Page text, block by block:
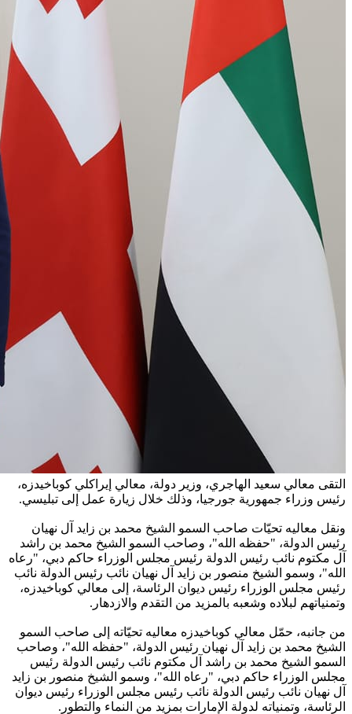
التقى معالي سعيد الهاجري، وزير دولة، معالي إيراكلي كوباخيدزه،
رئيس وزراء جمهورية جورجيا، وذلك خلال زيارة عمل إلى تبليسي.
ونقل معاليه تحيّات صاحب السمو الشيخ محمد بن زايد آل نهيان
رئيس الدولة، "حفظه الله"، وصاحب السمو الشيخ محمد بن راشد
آل مكتوم نائب رئيس الدولة رئيس مجلس الوزراء حاكم دبي، "رعاه
الله"، وسمو الشيخ منصور بن زايد آل نهيان نائب رئيس الدولة نائب
رئيس مجلس الوزراء رئيس ديوان الرئاسة، إلى معالي كوباخيدزه،
وتمنياتهم لبلاده وشعبه بالمزيد من التقدم والازدهار.
من جانبه، حمّل معالي كوباخيدزه معاليه تحيّاته إلى صاحب السمو
الشيخ محمد بن زايد آل نهيان رئيس الدولة، "حفظه الله"، وصاحب
السمو الشيخ محمد بن راشد آل مكتوم نائب رئيس الدولة رئيس
مجلس الوزراء حاكم دبي، "رعاه الله"، وسمو الشيخ منصور بن زايد
آل نهيان نائب رئيس الدولة نائب رئيس مجلس الوزراء رئيس ديوان
الرئاسة، وتمنياته لدولة الإمارات بمزيد من النماء والتطور.